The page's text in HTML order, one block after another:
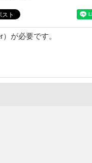
が必要です。